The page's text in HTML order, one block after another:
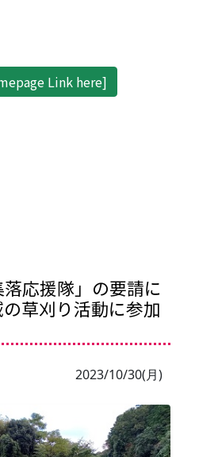
Link here]
落応援隊」の要請に
草刈り活動に参加
2023/10/30(月)